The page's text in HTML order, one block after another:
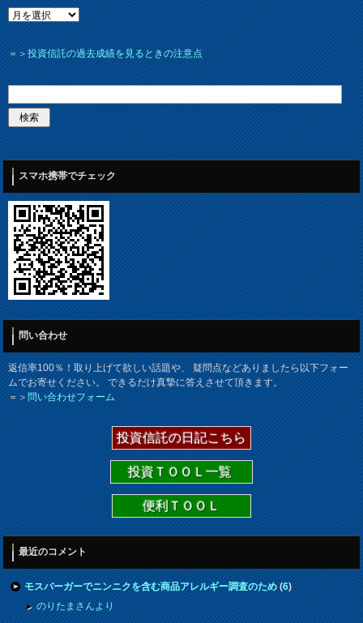
＝＞投資信託の過去成績を見るときの注意点
スマホ携帯でチェック
問い合わせ
返信率100％！取り上げて欲しい話題や、 疑問点などありましたら以下フォー
ムでお寄せください。 できるだけ真摯に答えさせて頂きます。
＝＞問い合わせフォーム
投資信託の日記こちら
投資ＴＯＯＬ一覧
便利ＴＯＯＬ
最近のコメント
モスバーガーでニンニクを含む商品アレルギー調査のため(6)
のりたまさんより